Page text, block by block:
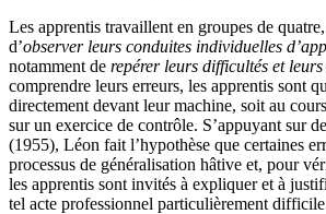
Les apprentis travaillent en groupes de
d’observer leurs conduites individuelles
notamment de repérer leurs difficultés et
comprendre leurs erreurs, les apprentis sont
directement devant leur machine, soit au
sur un exercice de contrôle. S’appuyant sur
(1955), Léon fait l’hypothèse que certaines
processus de généralisation hâtive et, pour
les apprentis sont invités à expliquer et à
tel acte professionnel particulièrement